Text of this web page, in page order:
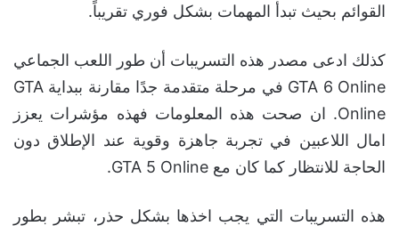
القوائم بحيث تبدأ المهمات بشكل فوري تقريباً.
كذلك ادعى مصدر هذه التسريبات أن طور اللعب الجماعي
GTA 6 Online في مرحلة متقدمة جدًا مقارنة ببداية GTA
Online. ان صحت هذه المعلومات فهذه مؤشرات يعزز
امال اللاعبين في تجربة جاهزة وقوية عند الإطلاق دون
الحاجة للانتظار كما كان مع GTA 5 Online.
هذه التسريبات التي يجب اخذها بشكل حذر، تبشر بطور